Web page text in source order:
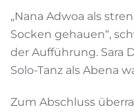
„Nana Adwoa als
Socken gehauen“,
der Aufführung. Sara
Solo-Tanz als Abena
Zum Abschluss